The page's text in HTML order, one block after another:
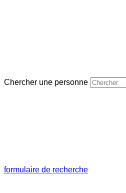
Chercher une personne
formulaire de recherche